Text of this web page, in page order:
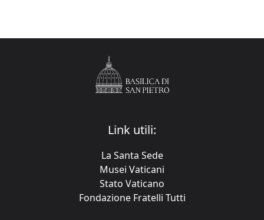
Link utili:
La Santa Sede
Musei Vaticani
Stato Vaticano
Fondazione Fratelli Tutti